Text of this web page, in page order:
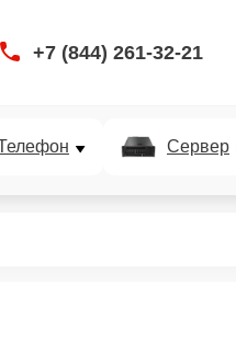
+7 (844) 261-32-21
Сервер